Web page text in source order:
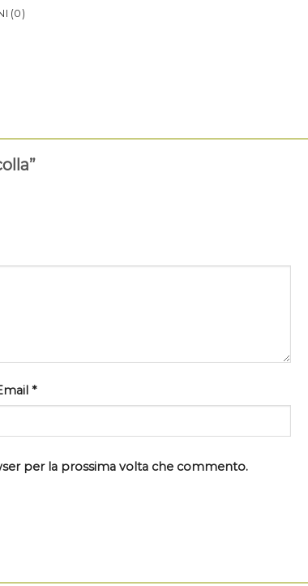
(0)
*
per la prossima volta che commento.